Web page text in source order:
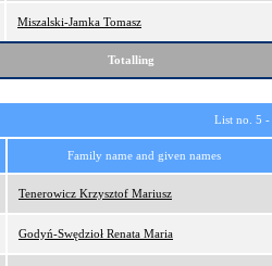
Miszalski-Jamka Tomasz
Totalling
List no. 5 -
Family name and given names
Tenerowicz Krzysztof Mariusz
Godyń-Swędzioł Renata Maria